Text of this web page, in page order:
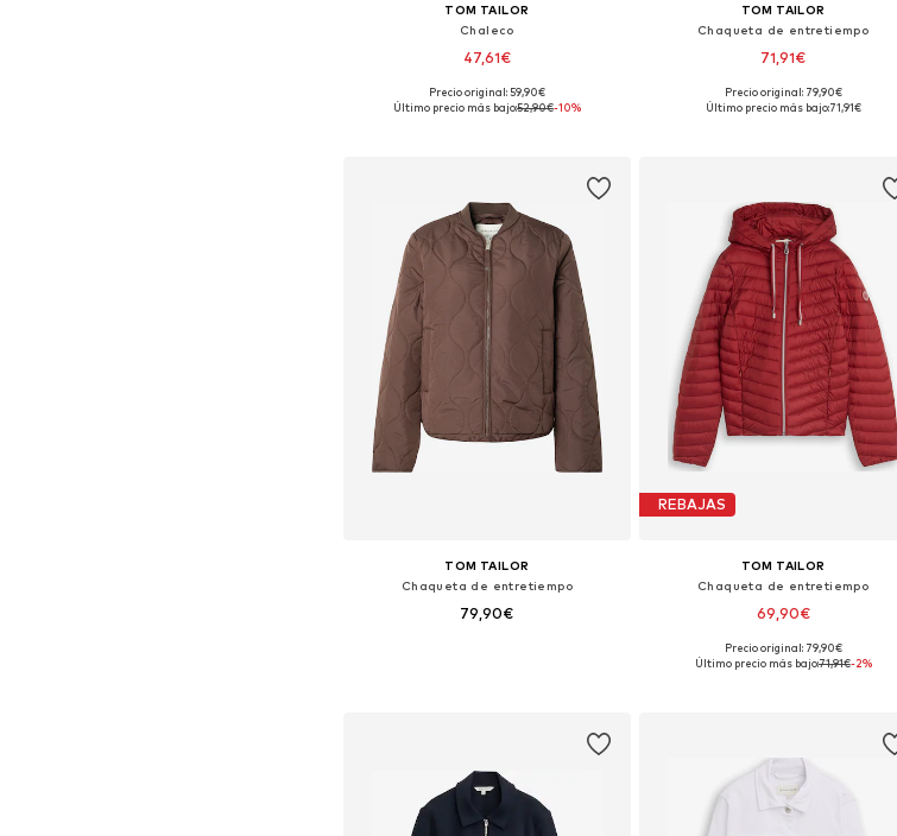
TOM TAILOR
Chaleco
47,61€
Tallas disponibles: XS, S, M, L, XL, XXL
Precio original: 59,90€
Último precio más bajo:52,90€-10%
TOM TAILOR
Chaqueta de entretiempo
71,91€
Tallas disponibles: XS, S, M, L, XL, XXL
Precio original: 79,90€
Último precio más bajo:71,91€
TOM TAILOR
Chaqueta de entretiempo
79,90€
REBAJAS
TOM TAILOR
Chaqueta de entretiempo
69,90€
Tallas disponibles: XS, S, M, L, XL, XXL
Precio original: 79,90€
Último precio más bajo:71,91€-2%